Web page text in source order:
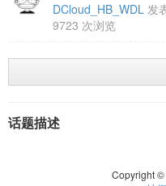
DCloud_HB_WDL 发
9723 次浏览
话题描述
Copyright